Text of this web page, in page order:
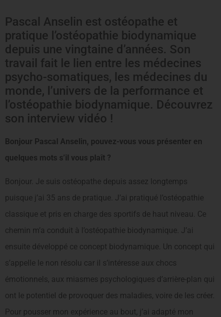
Pascal Anselin est ostéopathe et
pratique l’ostéopathie biodynamique
depuis une vingtaine d’années. Son
travail fait le lien entre les médecines
psycho-somatiques, les médecines du
monde, l’univers de la performance et
l’ostéopathie biodynamique. Découvrez
son interview vidéo !
Bonjour Pascal Anselin, pouvez-vous vous présenter en
quelques mots s’il vous plaît ?
Bonjour. Je suis ostéopathe depuis assez longtemps
puisque j’ai 35 ans de pratique. J’ai pratiqué l’ostéopathie
classique et pris en charge des sportifs de haut niveau. Ce
chemin m’a conduit à l’ostéopathie biodynamique. J’ai
ensuite développé ce concept biodynamique. Un concept qui
s’appelle le non résolu car il s’intéresse aux chocs
émotionnels, aux miasmes psychologiques d’arrière-plan qui
ont le potentiel de provoquer des maladies, voire de les créer.
Pour pousser mon expérience au bout, j’ai adapté mon